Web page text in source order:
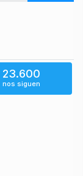
23.600
nos siguen